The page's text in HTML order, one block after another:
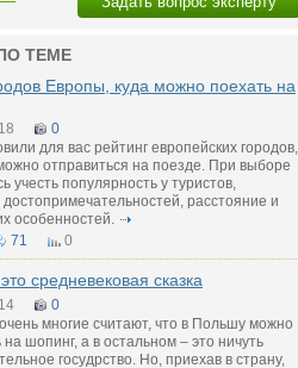
ТЕМЕ
Европы, куда можно поехать на
0
для вас рейтинг европейских городов,
отправиться на поезде. При выборе
учесть популярность у туристов,
достопримечательностей, расстояние и
особенностей.
71 0
средневековая сказка
0
многие считают, что в Польшу можно
шопинг, а в остальном – это ничуть
госудрство. Но, приехав в страну,